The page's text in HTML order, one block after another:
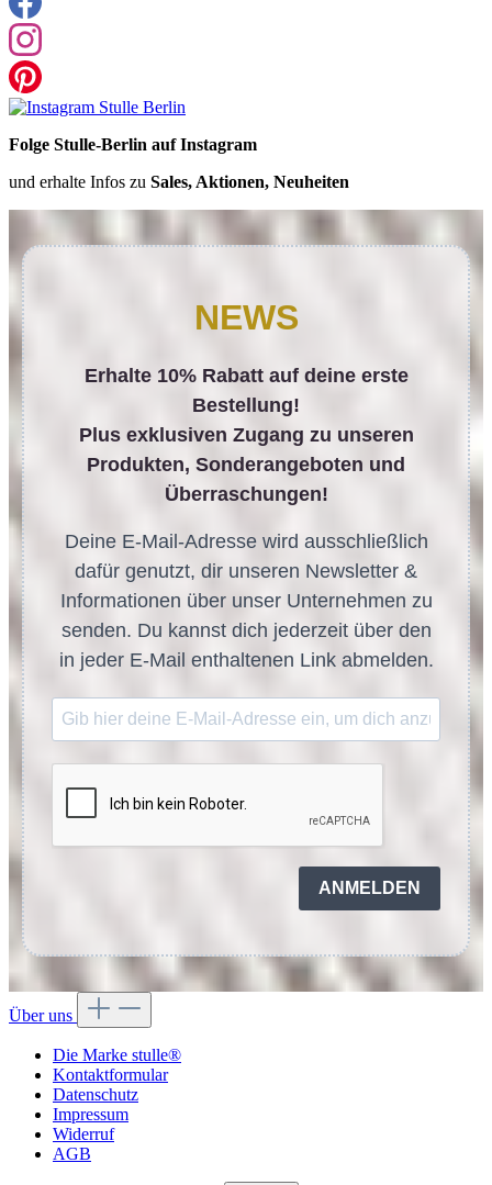
Folge Stulle-Berlin auf Instagram
und erhalte Infos zu Sales, Aktionen, Neuheiten
NEWS
Erhalte 10% Rabatt auf deine erste
Bestellung!
Plus exklusiven Zugang zu unseren
Produkten, Sonderangeboten und
Überraschungen!
Deine E-Mail-Adresse wird ausschließlich
dafür genutzt, dir unseren Newsletter &
Informationen über unser Unternehmen zu
senden. Du kannst dich jederzeit über den
in jeder E-Mail enthaltenen Link abmelden.
ANMELDEN
Über uns
Die Marke stulle®
Kontaktformular
Datenschutz
Impressum
Widerruf
AGB